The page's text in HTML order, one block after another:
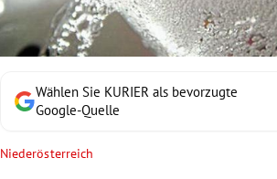
Untermenü
Untermenü
Wählen Sie KURIER als bevorzugte
Google-Quelle
Niederösterreich